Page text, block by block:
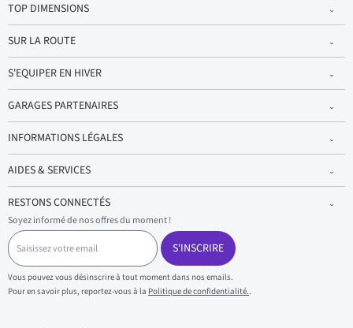
TOP DIMENSIONS
SUR LA ROUTE
S'EQUIPER EN HIVER
GARAGES PARTENAIRES
INFORMATIONS LÉGALES
AIDES & SERVICES
RESTONS CONNECTÉS
Soyez informé de nos offres du moment !
S
a
i
s
i
s
S'INSCRIRE
Vous pouvez vous désinscrire à tout moment dans nos emails.
Pour en savoir plus, reportez-vous à la Politique de confidentialité..